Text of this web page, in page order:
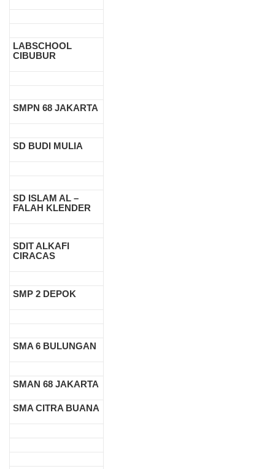
LABSCHOOL
CIBUBUR
SMPN 68 JAKARTA
SD BUDI MULIA
SD ISLAM AL –
FALAH KLENDER
SDIT ALKAFI
CIRACAS
SMP 2 DEPOK
SMA 6 BULUNGAN
SMAN 68 JAKARTA
SMA CITRA BUANA